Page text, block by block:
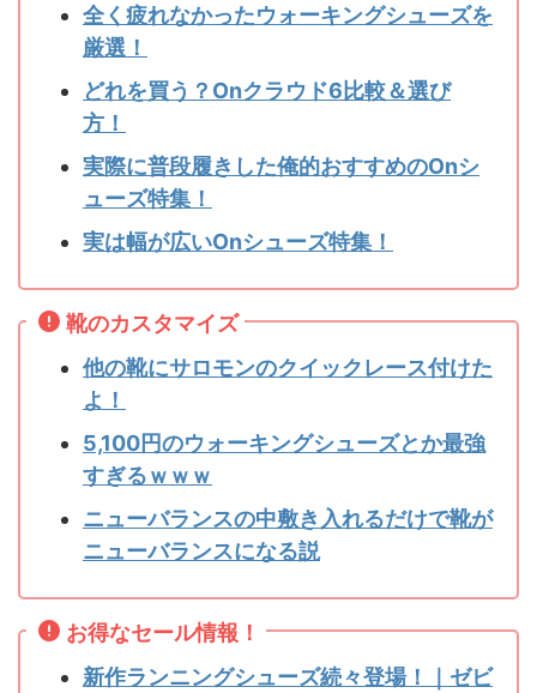
全く疲れなかったウォーキングシューズを
厳選！
どれを買う？Onクラウド6比較＆選び
方！
実際に普段履きした俺的おすすめのOnシ
ューズ特集！
実は幅が広いOnシューズ特集！
靴のカスタマイズ
他の靴にサロモンのクイックレース付けた
よ！
5,100円のウォーキングシューズとか最強
すぎるｗｗｗ
ニューバランスの中敷き入れるだけで靴が
ニューバランスになる説
お得なセール情報！
新作ランニングシューズ続々登場！｜ゼビ